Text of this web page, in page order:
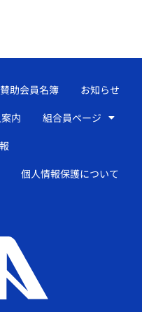
賛助会員名簿
お知らせ
内
組合員ページ
個人情報保護について